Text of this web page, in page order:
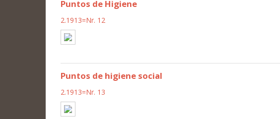
Puntos de Higiene
2.1913=Nr. 12
Puntos de higiene social
2.1913=Nr. 13